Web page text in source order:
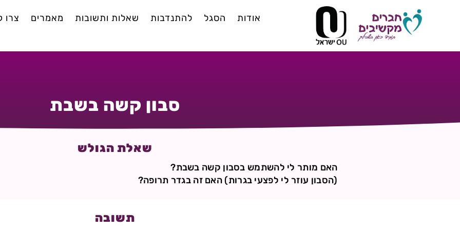
אודות הסגל להתנדבות שאלות ותשובות מאמרים צרו
סבון קשה בשבת
שאלת הגולש
האם מותר לי להשתמש בסבון קשה בשבת?
(הסבון עוזר לי לפצעי בגרות) האם זה בגדר תרופה?
תשובה